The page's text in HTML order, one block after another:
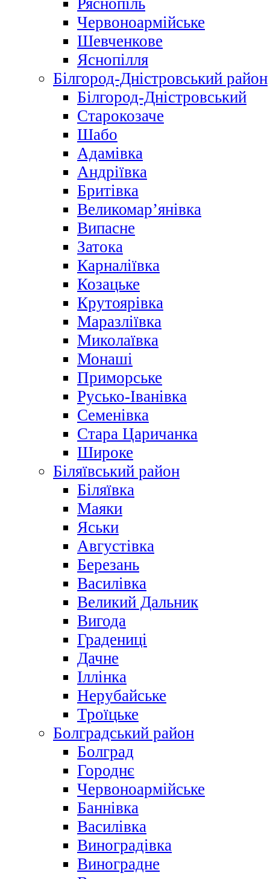
Ряснопіль
Червоноармійське
Шевченкове
Яснопілля
Білгород-Дністровський район
Білгород-Дністровський
Старокозаче
Шабо
Адамівка
Андріївка
Бритівка
Великомар’янівка
Випасне
Затока
Карналіївка
Козацьке
Крутоярівка
Маразліївка
Миколаївка
Монаші
Приморське
Русько-Іванівка
Семенівка
Стара Царичанка
Широке
Біляївський район
Біляївка
Маяки
Яськи
Августівка
Березань
Василівка
Великий Дальник
Вигода
Градениці
Дачне
Іллінка
Нерубайське
Троїцьке
Болградський район
Болград
Городнє
Червоноармійське
Баннівка
Василівка
Виноградівка
Виноградне